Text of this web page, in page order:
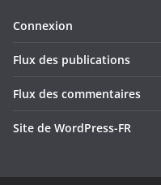
Connexion
Flux des publications
Flux des commentaires
Site de WordPress-FR